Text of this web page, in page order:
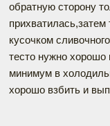
обратную сторону
кусочком
тесто нужно хорошо
минимум в
хорошо взбить и